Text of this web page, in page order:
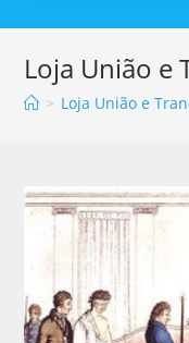
Loja União e
> Loja União e